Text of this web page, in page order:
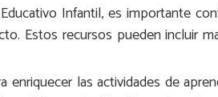
Infantil, es importante
Estos recursos pueden incluir
las actividades de